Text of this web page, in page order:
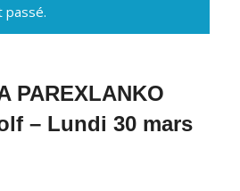
passé.
PAREXLANKO
– Lundi 30 mars